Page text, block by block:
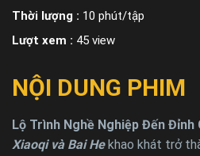
Thời lượng : 10 phút/tập
Lượt xem : 45 view
NỘI DUNG PHIM
Lộ Trình Nghề Nghiệp Đến Đỉnh
Xiaoqi và Bai Hekhao khát trở